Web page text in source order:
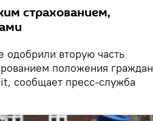
страхованием,
одобрили вторую часть
положения граждан
сообщает пресс-служба